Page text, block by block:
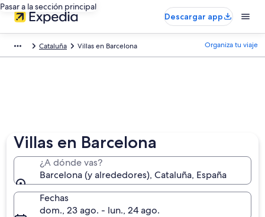
Pasar a la sección principal
Descargar app
Cataluña Villas en Barcelona Organiza tu viaje
Villas en Barcelona
¿A dónde vas?
Barcelona (y alrededores), Cataluña, España
Fechas
dom., 23 ago. - lun., 24 ago.